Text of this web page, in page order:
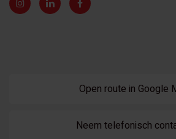
Open route in Google
Neem telefonisch